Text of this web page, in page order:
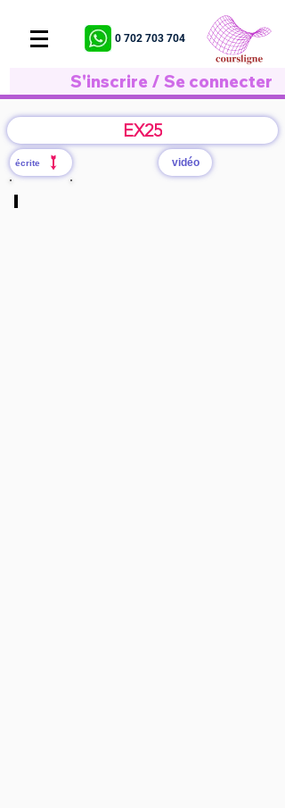
0 702 703 704
S'inscrire / Se connecter
EX25
écrite vidéo